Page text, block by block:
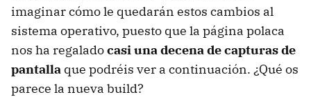
imaginar cómo le quedarán estos cambios al
sistema operativo, puesto que la página polaca
nos ha regaladocasi una decena de capturas de
pantalla que podréis ver a continuación. ¿Qué os
parece la nueva build?